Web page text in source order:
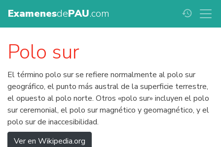
ExamenesdePAU.com history
Polo sur
El término polo sur se refiere normalmente al polo sur
geográfico, el punto más austral de la superficie terrestre,
el opuesto al polo norte. Otros «polo sur» incluyen el polo
sur ceremonial, el polo sur magnético y geomagnético, y el
polo sur de inaccesibilidad.
Ver en Wikipedia.org